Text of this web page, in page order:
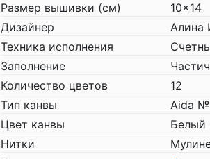
Размер вышивки (см)
10x14
Дизайнер
Алина
Техника исполнения
Заполнение
Количество цветов
12
Тип канвы
Aida
Цвет канвы
Белый
Нитки